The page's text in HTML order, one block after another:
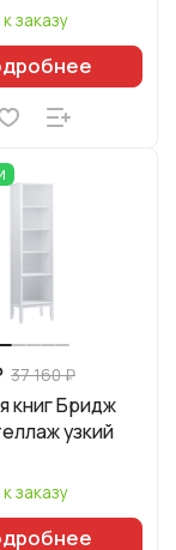
заказу
37 160 ₽
книг Бридж
узкий
заказу